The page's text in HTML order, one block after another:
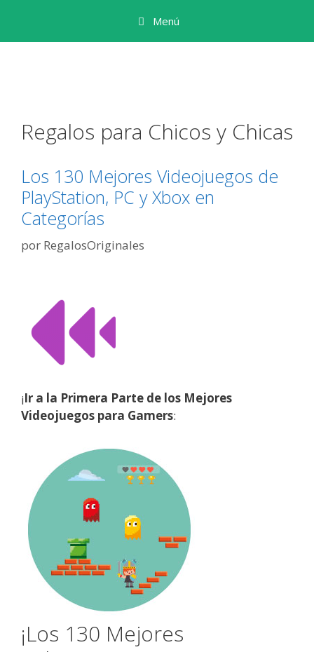
contenido
Menú
Regalos para Chicos y Chicas
Los 130 Mejores Videojuegos de
PlayStation, PC y Xbox en
Categorías
por RegalosOriginales
¡Ir a la Primera Parte de los Mejores
Videojuegos para Gamers:
¡Los 130 Mejores